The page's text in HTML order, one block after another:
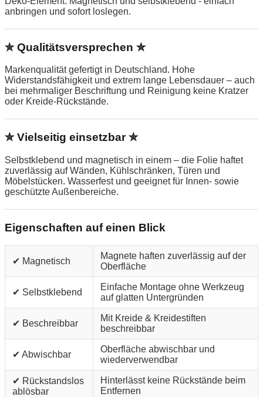
anbringen und sofort loslegen.
✮ Qualitätsversprechen ✮
Markenqualität gefertigt in Deutschland. Hohe
Widerstandsfähigkeit und extrem lange Lebensdauer – auch
bei mehrmaliger Beschriftung und Reinigung keine Kratzer
oder Kreide-Rückstände.
✮ Vielseitig einsetzbar ✮
Selbstklebend und magnetisch in einem – die Folie haftet
zuverlässig auf Wänden, Kühlschränken, Türen und
Möbelstücken. Wasserfest und geeignet für Innen- sowie
geschützte Außenbereiche.
Eigenschaften auf einen Blick
✔ Magnetisch
Magnete haften zuverlässig auf der
Oberfläche
✔ Selbstklebend
Einfache Montage ohne Werkzeug
auf glatten Untergründen
✔ Beschreibbar
Mit Kreide & Kreidestiften
beschreibbar
✔ Abwischbar
Oberfläche abwischbar und
wiederverwendbar
✔ Rückstandslos
ablösbar
Hinterlässt keine Rückstände beim
Entfernen